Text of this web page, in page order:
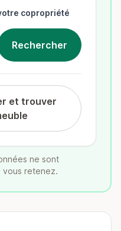
copropriété
et trouver
ne sont
vous retenez.